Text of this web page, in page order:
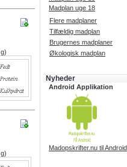
Madplan uge 18
Flere madplaner
Tilfældig madplan
Brugernes madplaner
Økologisk madplan
Nyheder
Android Applikation
Madopskrifter.nu til Android